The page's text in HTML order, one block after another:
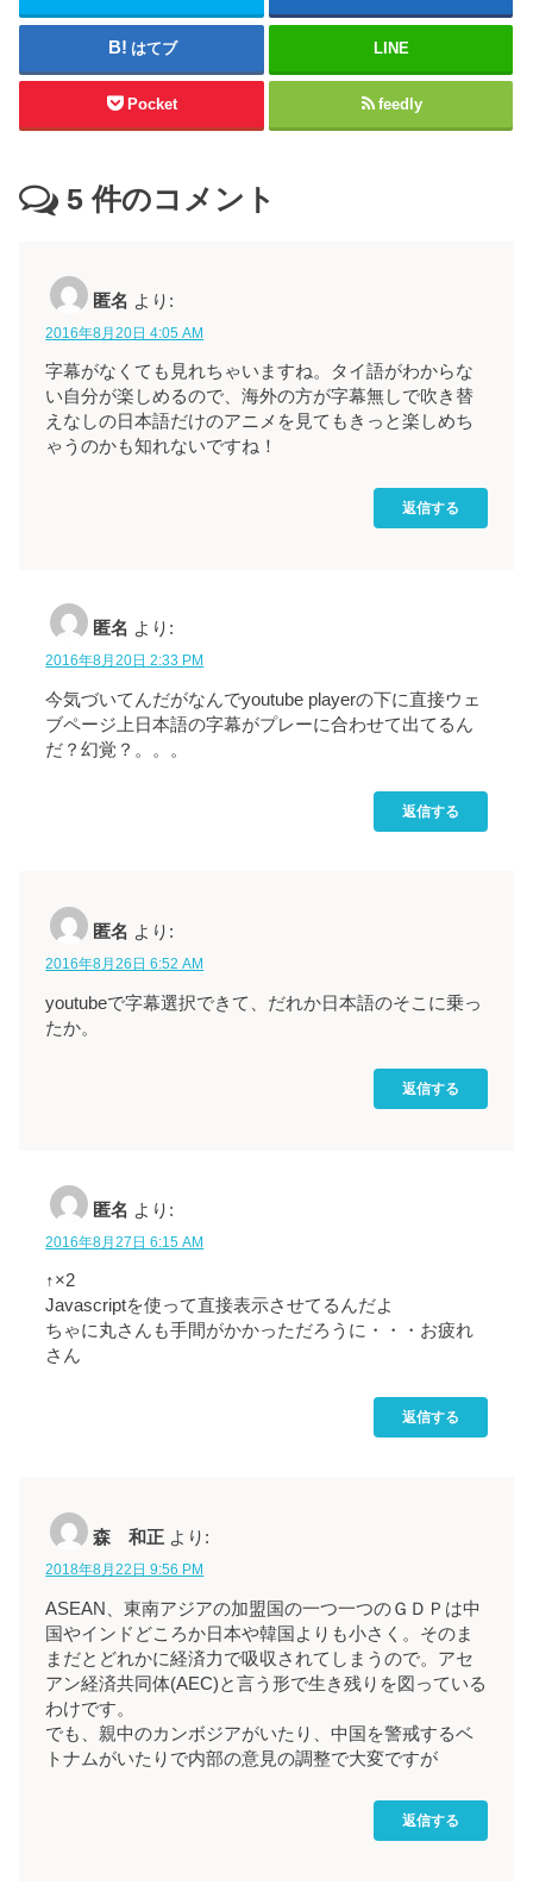
はてブ LINE
Pocket feedly
5 件のコメント
匿名 より:
2016年8月20日 4:05 AM
字幕がなくても見れちゃいますね。タイ語がわからな
い自分が楽しめるので、海外の方が字幕無しで吹き替
えなしの日本語だけのアニメを見てもきっと楽しめち
ゃうのかも知れないですね！
返信する
匿名 より:
2016年8月20日 2:33 PM
今気づいてんだがなんでyoutube playerの下に直接ウェ
ブページ上日本語の字幕がプレーに合わせて出てるん
だ？幻覚？。。。
返信する
匿名 より:
2016年8月26日 6:52 AM
youtubeで字幕選択できて、だれか日本語のそこに乗っ
たか。
返信する
匿名 より:
2016年8月27日 6:15 AM
↑×2
Javascriptを使って直接表示させてるんだよ
ちゃに丸さんも手間がかかっただろうに・・・お疲れ
さん
返信する
森 和正 より:
2018年8月22日 9:56 PM
ASEAN、東南アジアの加盟国の一つ一つのＧＤＰは中
国やインドどころか日本や韓国よりも小さく。そのま
まだとどれかに経済力で吸収されてしまうので。アセ
アン経済共同体(AEC)と言う形で生き残りを図っている
わけです。
でも、親中のカンボジアがいたり、中国を警戒するベ
トナムがいたりで内部の意見の調整で大変ですが
返信する